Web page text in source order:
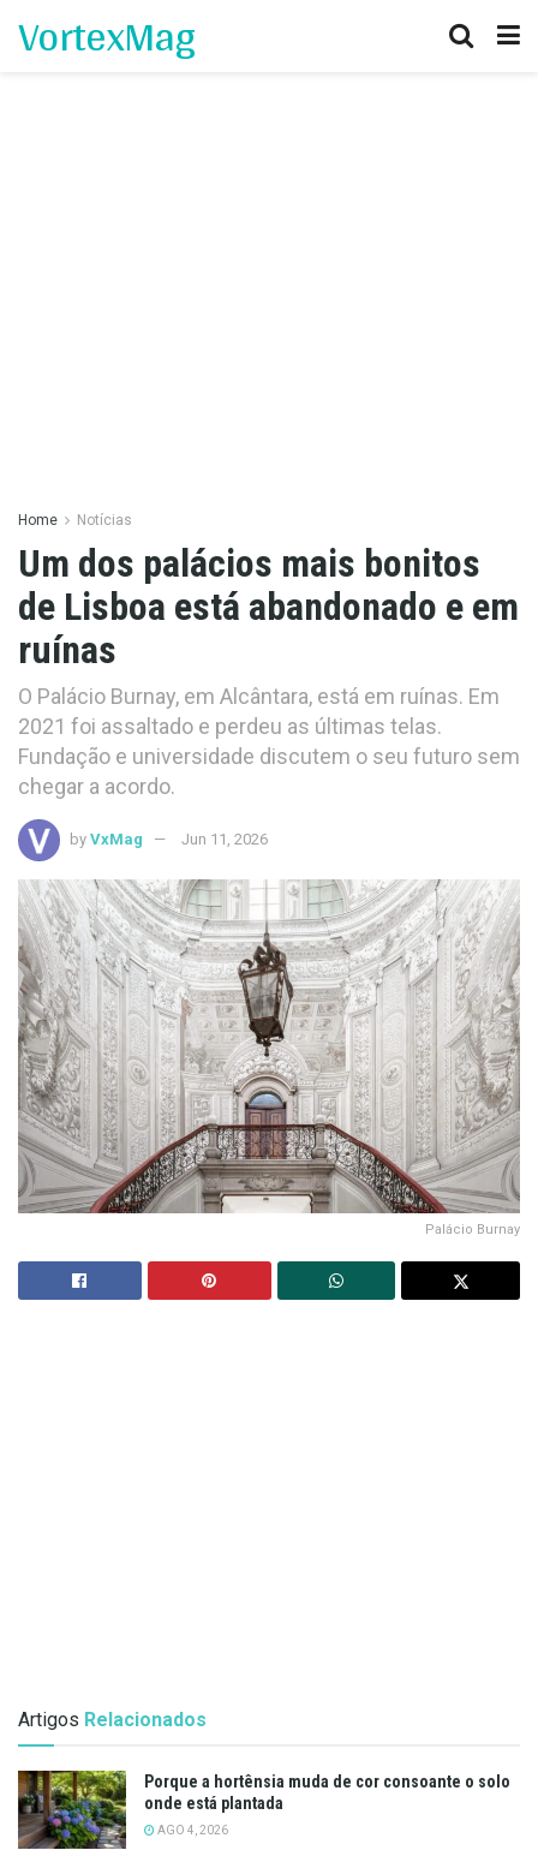
VortexMag
Home Notícias
Um dos palácios mais bonitos
de Lisboa está abandonado e em
ruínas
O Palácio Burnay, em Alcântara, está em ruínas. Em
2021 foi assaltado e perdeu as últimas telas.
Fundação e universidade discutem o seu futuro sem
chegar a acordo.
by VxMag Jun 11, 2026
Palácio Burnay
Artigos Relacionados
Porque a hortênsia muda de cor consoante o solo
onde está plantada
AGO 4, 2026